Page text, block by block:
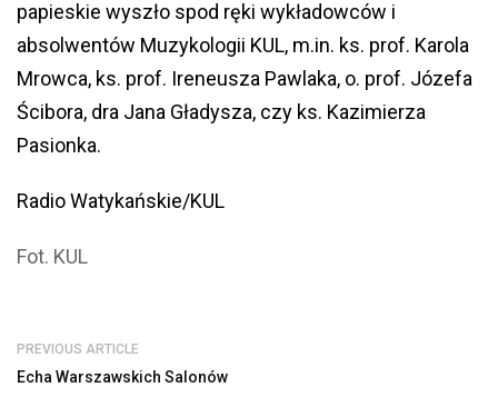
papieskie wyszło spod ręki wykładowców i
absolwentów Muzykologii KUL, m.in. ks. prof. Karola
Mrowca, ks. prof. Ireneusza Pawlaka, o. prof. Józefa
Ścibora, dra Jana Gładysza, czy ks. Kazimierza
Pasionka.
Radio Watykańskie/KUL
Fot. KUL
PREVIOUS ARTICLE
Echa Warszawskich Salonów